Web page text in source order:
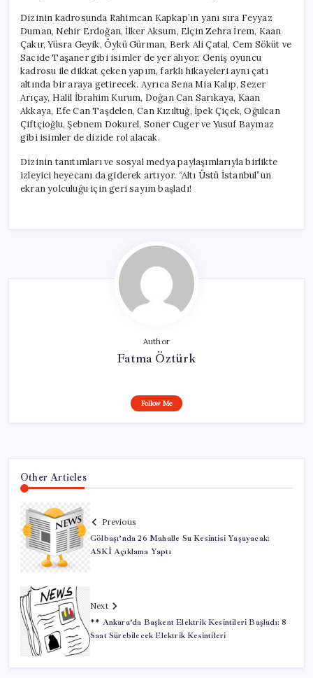
Dizinin kadrosunda Rahimcan Kapkap’ın yanı sıra Feyyaz
Duman, Nehir Erdoğan, İlker Aksum, Elçin Zehra İrem, Kaan
Çakır, Yüsra Geyik, Öykü Gürman, Berk Ali Çatal, Cem Söküt ve
Sacide Taşaner gibi isimler de yer alıyor. Geniş oyuncu
kadrosu ile dikkat çeken yapım, farklı hikayeleri aynı çatı
altında bir araya getirecek. Ayrıca Sena Mia Kalıp, Sezer
Arıçay, Halil İbrahim Kurum, Doğan Can Sarıkaya, Kaan
Akkaya, Efe Can Taşdelen, Can Kızıltuğ, İpek Çiçek, Oğulcan
Çiftçioğlu, Şebnem Dokurel, Soner Cuger ve Yusuf Baymaz
gibi isimler de dizide rol alacak.
Dizinin tanıtımları ve sosyal medya paylaşımlarıyla birlikte
izleyici heyecanı da giderek artıyor. “Altı Üstü İstanbul”un
ekran yolculuğu için geri sayım başladı!
Author
Fatma Öztürk
Follow Me
Other Articles
Previous
Gölbaşı’nda 26 Mahalle Su Kesintisi Yaşayacak:
ASKİ Açıklama Yaptı
Next
** Ankara’da Başkent Elektrik Kesintileri Başladı: 8
Saat Sürebilecek Elektrik Kesintileri